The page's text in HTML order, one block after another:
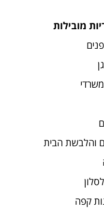
מובילות
והלבשת הבית
קפה